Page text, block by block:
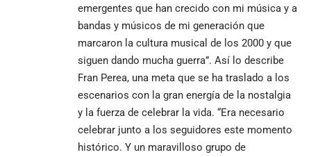
emergentes que han crecido con mi música y a
bandas y músicos de mi generación que
marcaron la cultura musical de los 2000 y que
siguen dando mucha guerra”. Así lo describe
Fran Perea, una meta que se ha traslado a los
escenarios con la gran energía de la nostalgia
y la fuerza de celebrar la vida. “Era necesario
celebrar junto a los seguidores este momento
histórico. Y un maravilloso grupo de